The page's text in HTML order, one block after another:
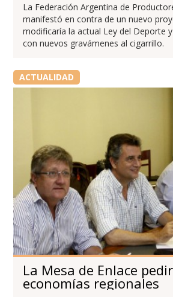
La Federación Argentina de
manifestó en contra de un nuevo
modificaría la actual Ley del Deporte
con nuevos gravámenes al cigarrillo.
ACTUALIDAD
La Mesa de Enlace
economías regionales